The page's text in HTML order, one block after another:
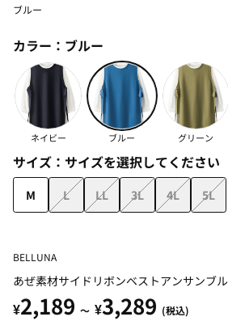
ブルー
カラー： ブルー
ネイビー ブルー グリーン
サイズ： サイズを選択してください
M L LL 3L 4L
5L
BELLUNA
あぜ素材サイドリボンベストアンサンブル
¥2,189 ～ ¥3,289 (税込)